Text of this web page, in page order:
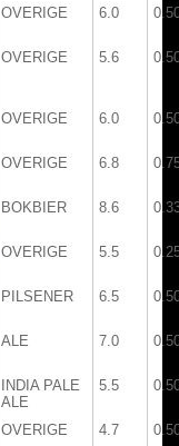
OVERIGE 6.0
OVERIGE 5.6
OVERIGE 6.0
OVERIGE 6.8
BOKBIER 8.6
OVERIGE 5.5
PILSENER 6.5
ALE 7.0
INDIA PALE
ALE
5.5
OVERIGE 4.7